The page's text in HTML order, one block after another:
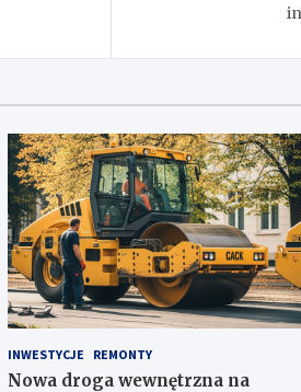
INWESTYCJE REMONTY
Nowa droga wewnętrzna na